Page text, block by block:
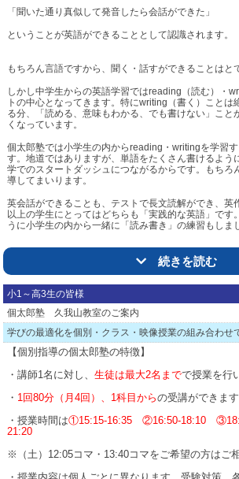
「聞いた通り真似して発音したら会話ができた」
ということが英語ができることとして認識されます。
もちろん言語ですから、聞く・話すができることはと
しかし中学生からの英語学習ではreading（読む）・
トの中心となってきます。特にwriting（書く）ことは
る分、「読める、意味もわかる、でも書けない」こと
くなっています。
個太郎塾では小学生の内からreading・writingを学習
す。地道ではありますが、単語をたくさん書けるよう
学でのスタートダッシュにつながるからです。もちろ
導してまいります。
英会話ができることも、テストで長文読解ができ、英
以上の学生にとってはどちらも「実践的な英語」です
うに小学生の内から一緒に「読み書き」の練習もしま
続きを読む
小1～高3生の皆様
個太郎塾 久我山教室のご案内
学びの最適化を個別・クラス・映像授業の組み合わせ
【個別指導の個太郎塾の特徴】
・講師1名に対し、生徒は最大2名までで授業を行
・ 1回80分（月4回）、1科目からの受講ができます
・授業時間は①15:15-16:35 ②16:50-18:10
21:20
※（土）12:05コマ・13:40コマをご希望の方はご